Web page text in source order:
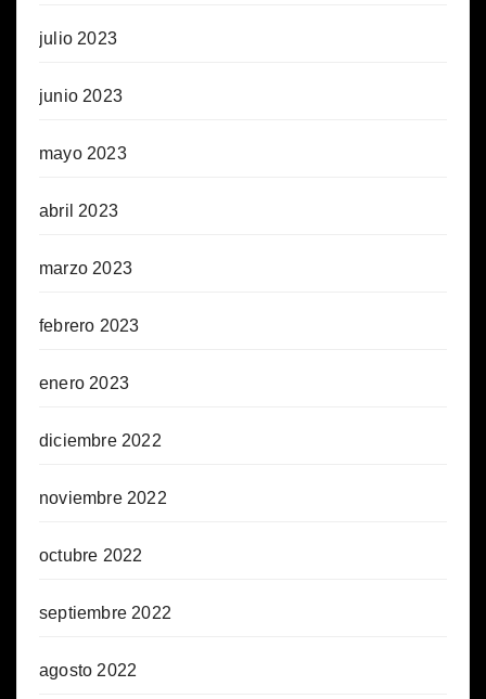
julio 2023
junio 2023
mayo 2023
abril 2023
marzo 2023
febrero 2023
enero 2023
diciembre 2022
noviembre 2022
octubre 2022
septiembre 2022
agosto 2022